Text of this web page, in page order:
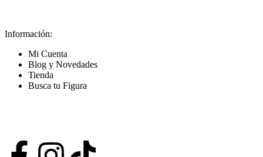
Información:
Mi Cuenta
Blog y Novedades
Tienda
Busca tu Figura